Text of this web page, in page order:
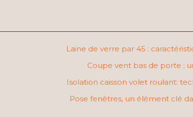
Laine de verre par 45 :
Coupe vent bas de porte :
Isolation caisson volet roulant:
Pose fenêtres, un élément clé